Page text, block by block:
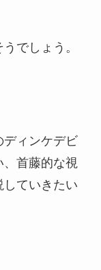
でしょう。
ディンケデビ
首藤的な視
していきたい